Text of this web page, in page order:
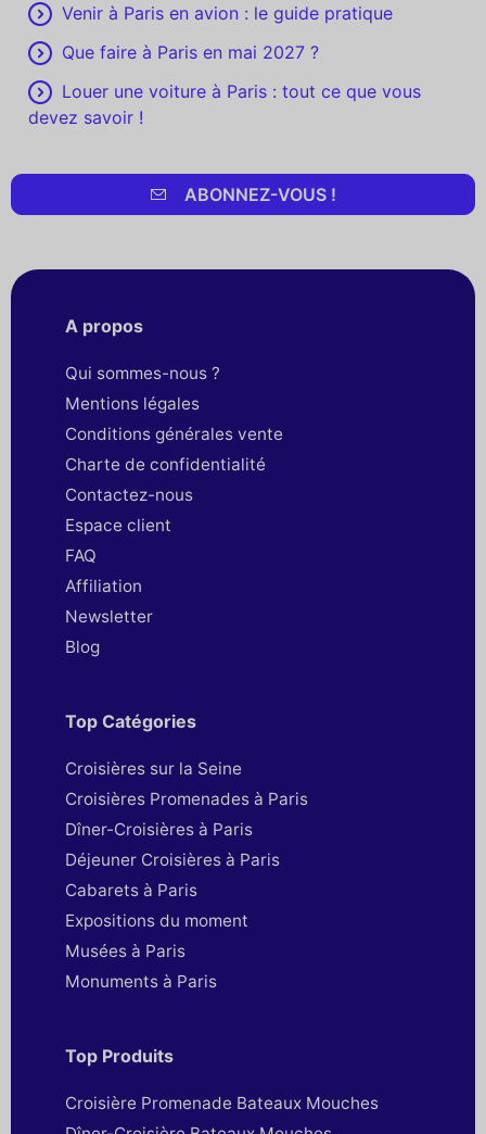
Venir à Paris en avion : le guide pratique
Que faire à Paris en mai 2027 ?
Louer une voiture à Paris : tout ce que vous
devez savoir !
ABONNEZ-VOUS !
A propos
Qui sommes-nous ?
Mentions légales
Conditions générales vente
Charte de confidentialité
Contactez-nous
Espace client
FAQ
Affiliation
Newsletter
Blog
Top Catégories
Croisières sur la Seine
Croisières Promenades à Paris
Dîner-Croisières à Paris
Déjeuner Croisières à Paris
Cabarets à Paris
Expositions du moment
Musées à Paris
Monuments à Paris
Top Produits
Croisière Promenade Bateaux Mouches